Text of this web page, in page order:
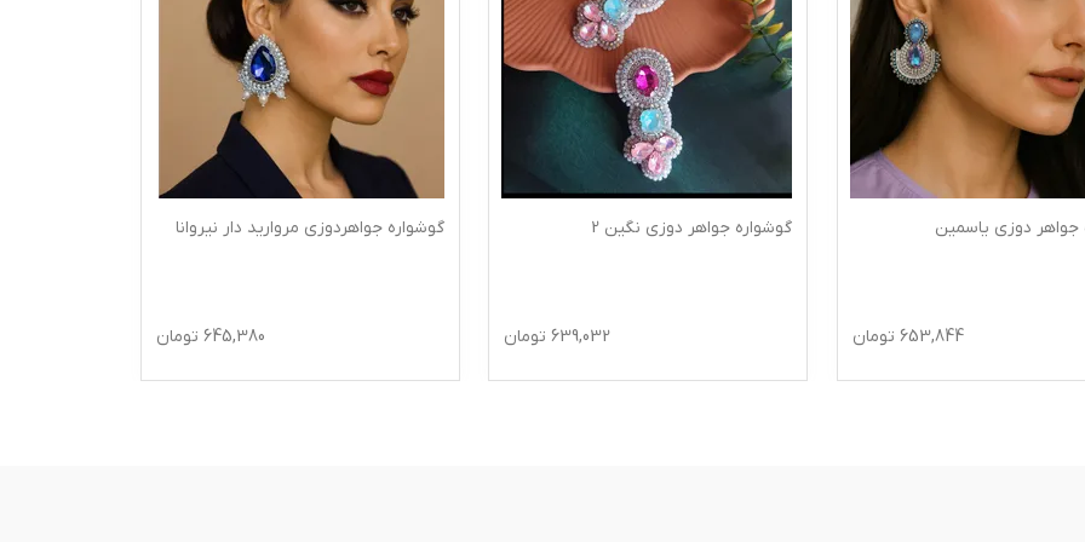
جواهر دوزی نگین 2
639,032
گوشواره جواهردوزی مروارید دار نیروانا
645,380
گوشواره جواهر دوزی مروارید دار پارمین
666,540